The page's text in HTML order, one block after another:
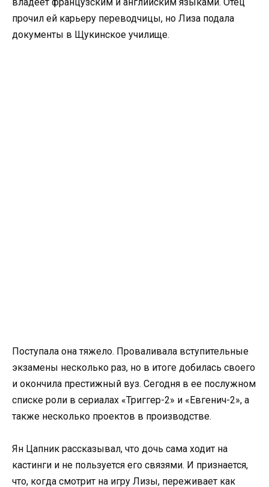
прочил ей карьеру переводчицы, но Лиза подала
документы в Щукинское училище.
Поступала она тяжело. Проваливала вступительные
экзамены несколько раз, но в итоге добилась своего
и окончила престижный вуз. Сегодня в ее послужном
списке роли в сериалах «Триггер-2» и «Евгенич-2», а
также несколько проектов в производстве.
Ян Цапник рассказывал, что дочь сама ходит на
кастинги и не пользуется его связями. И признается,
что, когда смотрит на игру Лизы, переживает как